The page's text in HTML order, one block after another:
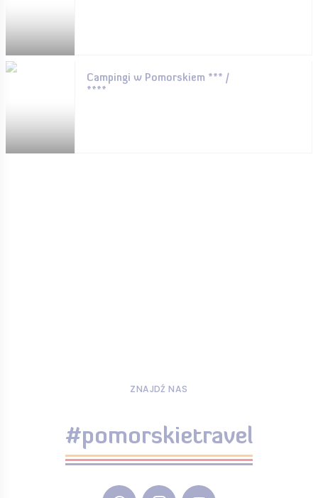
Campingi w Pomorskiem *** /
****
ZNAJDŹ NAS
#pomorskietravel